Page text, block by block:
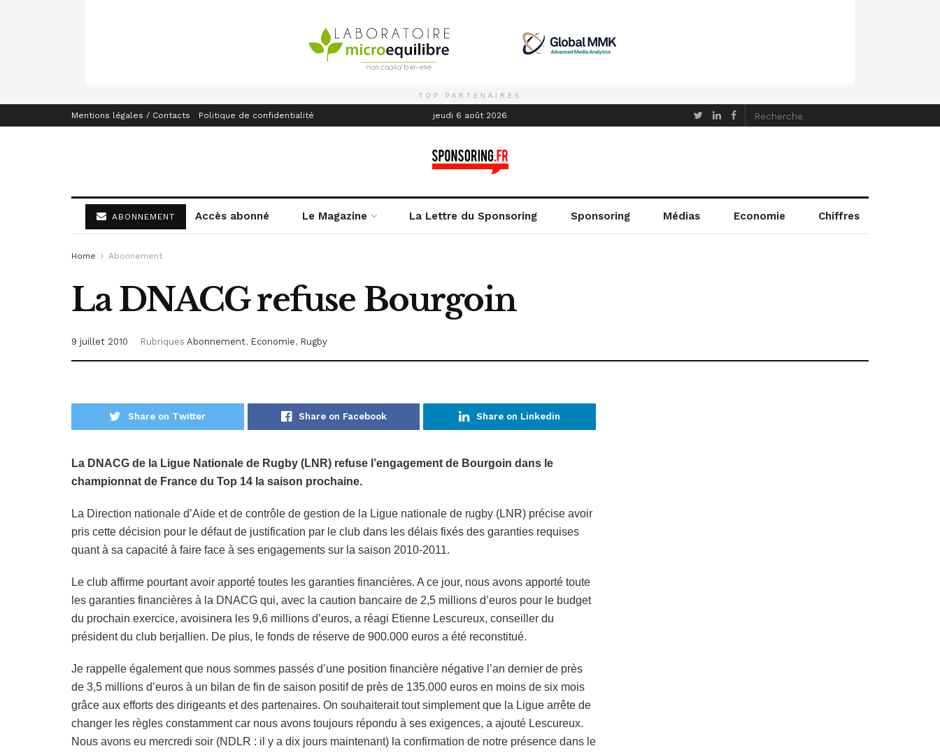
TOP PARTENAIRES
Mentions légales / Contacts Politique de confidentialité jeudi 6 août 2026
ABONNEMENT Accès abonné Le Magazine La Lettre du Sponsoring Sponsoring Médias Economie Chiffres
Home Abonnement
La DNACG refuse Bourgoin
9 juillet 2010 Rubriques Abonnement, Economie, Rugby
Share on Twitter Share on Facebook Share on Linkedin
La DNACG de la Ligue Nationale de Rugby (LNR) refuse l’engagement de Bourgoin dans le
championnat de France du Top 14 la saison prochaine.
La Direction nationale d’Aide et de contrôle de gestion de la Ligue nationale de rugby (LNR) précise avoir
pris cette décision pour le défaut de justification par le club dans les délais fixés des garanties requises
quant à sa capacité à faire face à ses engagements sur la saison 2010-2011.
Le club affirme pourtant avoir apporté toutes les garanties financières. A ce jour, nous avons apporté toute
les garanties financières à la DNACG qui, avec la caution bancaire de 2,5 millions d’euros pour le budget
du prochain exercice, avoisinera les 9,6 millions d’euros, a réagi Etienne Lescureux, conseiller du
président du club berjallien. De plus, le fonds de réserve de 900.000 euros a été reconstitué.
Je rappelle également que nous sommes passés d’une position financière négative l’an dernier de près
de 3,5 millions d’euros à un bilan de fin de saison positif de près de 135.000 euros en moins de six mois
grâce aux efforts des dirigeants et des partenaires. On souhaiterait tout simplement que la Ligue arrête de
changer les règles constamment car nous avons toujours répondu à ses exigences, a ajouté Lescureux.
Nous avons eu mercredi soir (NDLR : il y a dix jours maintenant) la confirmation de notre présence dans le